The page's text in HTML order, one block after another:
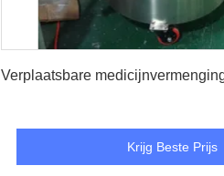
Verplaatsbare
Krijg Beste Prijs